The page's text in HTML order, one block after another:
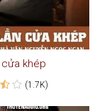
cửa khép
(1.7K)